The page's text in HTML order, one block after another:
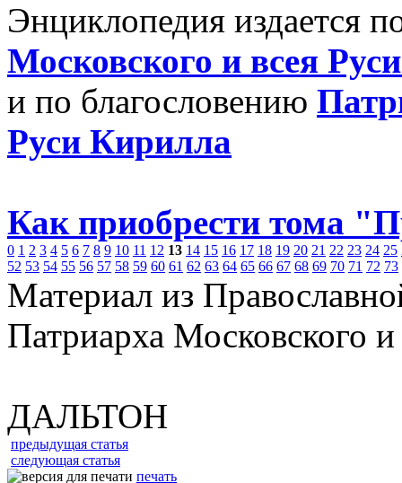
Энциклопедия издается
Московского и всея
и по благословению
Руси Кирилла
Как приобрести тома
0 1 2 3 4 5 6 7 8 9 10 11 12 13 14 15 16 17 18 19 20 21 22 23 24 25
52 53 54 55 56 57 58 59 60 61 62 63 64 65 66 67 68 69 70 71 72 73
Материал из
Патриарха Московского
ДАЛЬТОН
предыдущая статья
следующая статья
печать